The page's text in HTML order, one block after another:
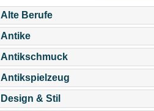
Alte Berufe
Antike
Antikschmuck
Antikspielzeug
Design & Stil